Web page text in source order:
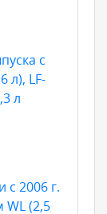
с
л), LF-
л
c 2006 г.
WL (2,5